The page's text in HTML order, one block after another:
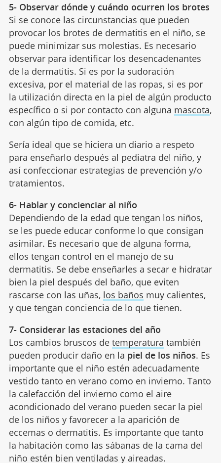
5- Observar dónde y cuándo ocurren los brotes
Si se conoce las circunstancias que pueden
provocar los brotes de dermatitis en el niño, se
puede minimizar sus molestias. Es necesario
observar para identificar los desencadenantes
de la dermatitis. Si es por la sudoración
excesiva, por el material de las ropas, si es por
la utilización directa en la piel de algún producto
específico o si por contacto con alguna mascota,
con algún tipo de comida, etc.
Sería ideal que se hiciera un diario a respeto
para enseñarlo después al pediatra del niño, y
así confeccionar estrategias de prevención y/o
tratamientos.
6- Hablar y concienciar al niño
Dependiendo de la edad que tengan los niños,
se les puede educar conforme lo que consigan
asimilar. Es necesario que de alguna forma,
ellos tengan control en el manejo de su
dermatitis. Se debe enseñarles a secar e hidratar
bien la piel después del baño, que eviten
rascarse con las uñas, los baños muy calientes,
y que tengan conciencia de lo que tienen.
7- Considerar las estaciones del año
Los cambios bruscos de temperatura también
pueden producir daño en la piel de los niños. Es
importante que el niño estén adecuadamente
vestido tanto en verano como en invierno. Tanto
la calefacción del invierno como el aire
acondicionado del verano pueden secar la piel
de los niños y favorecer a la aparición de
eccemas o dermatitis. Es importante que tanto
la habitación como las sábanas de la cama del
niño estén bien ventiladas y aireadas.